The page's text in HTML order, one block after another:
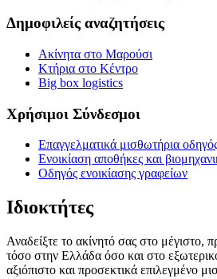
Δημοφιλείς αναζητήσεις
Ακίνητα στο Μαρούσι
Κτήρια στο Κέντρο
Big box logistics
Χρήσιμοι Σύνδεσμοι
Επαγγελματικά μισθωτήρια
Ενοικίαση αποθήκες και
Οδηγός ενοικίασης γραφείων
Ιδιοκτήτες
Αναδείξτε το ακίνητό σας στο μέγιστο,
τόσο στην Ελλάδα όσο και στο
αξιόπιστο και προσεκτικά επιλεγμένο